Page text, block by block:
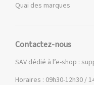
Quai des marques
Contactez-nous
SAV dédié à l’e-shop :
Horaires : 09h30-12h30 /